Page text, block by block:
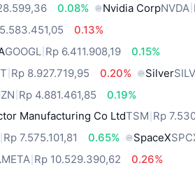
0.08% Nvidia CorpNVDA
0.13%
GOOGL Rp 6.411.908,19
0.15%
Rp 8.927.719,95 0.20% Silver
Rp 4.881.461,85
0.19%
Manufacturing Co LtdTSM Rp
Rp 7.575.101,81 0.65% SpaceX
META Rp 10.529.390,62
0.26%